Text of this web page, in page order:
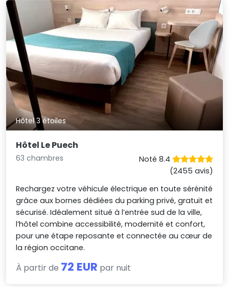
Hôtel 3 étoiles
Hôtel Le Puech
63 chambres
Noté 8.4
(2455 avis)
Rechargez votre véhicule électrique en toute sérénité
grâce aux bornes dédiées du parking privé, gratuit et
sécurisé. Idéalement situé à l’entrée sud de la ville,
l’hôtel combine accessibilité, modernité et confort,
pour une étape reposante et connectée au cœur de
la région occitane.
À partir de 72 EUR par nuit